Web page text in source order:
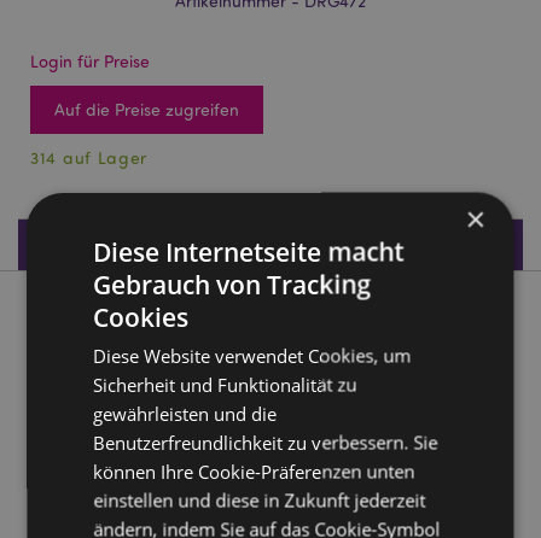
Login für Preise
Auf die Preise zugreifen
314 auf Lager
Produktdaten
Produktbeschreibung
Drachenkelch mit Krallen & Schuppen
Material:Harz und Edelstahl
Produktinformation:Nur für dekorative Zwecke.
Pflegehinweis:
abwischen
×
Diese Internetseite macht
Gebrauch von Tracking
Cookies
Diese Website verwendet Cookies, um
Sicherheit und Funktionalität zu
gewährleisten und die
Benutzerfreundlichkeit zu verbessern. Sie
können Ihre Cookie-Präferenzen unten
einstellen und diese in Zukunft jederzeit
ändern, indem Sie auf das Cookie-Symbol